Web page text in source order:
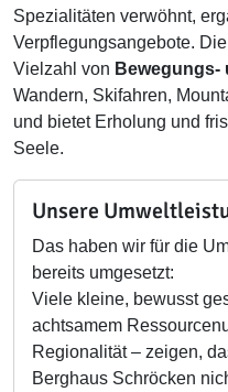
Spezialitäten verwöhnt,
Verpflegungsangebote.
Vielzahl von
Wandern, Skifahren,
und bietet Erholung und
Seele.
Unsere
Das haben wir für die
bereits umgesetzt:
Viele kleine, bewusst
achtsamem
Regionalität – zeigen,
Berghaus Schröcken